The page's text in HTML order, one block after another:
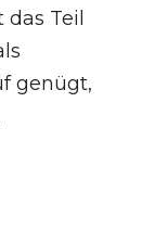
das Teil
genügt,